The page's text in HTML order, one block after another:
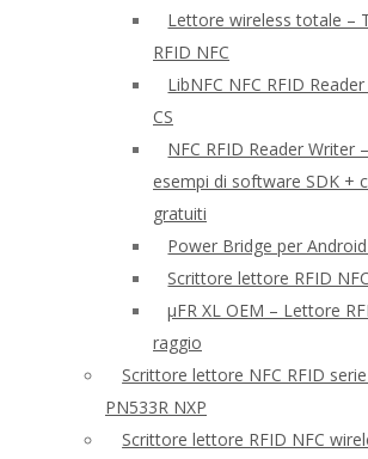
Lettore wireless totale –
RFID NFC
LibNFC NFC RFID
CS
NFC RFID Reader Writer
esempi di software SDK +
gratuiti
Power Bridge per
Scrittore lettore RFID
μFR XL OEM – Lettore
raggio
Scrittore lettore NFC RFID
PN533R NXP
Scrittore lettore RFID NFC